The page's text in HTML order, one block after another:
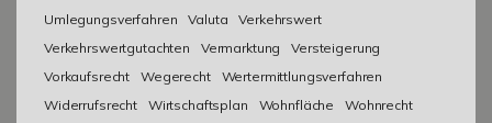
Umlegungsverfahren
Valuta
Verkehrswert
Verkehrswertgutachten
Vermarktung
Versteigerung
Vorkaufsrecht
Wegerecht
Wertermittlungsverfahren
Widerrufsrecht
Wirtschaftsplan Wohnfläche
Wohnrecht